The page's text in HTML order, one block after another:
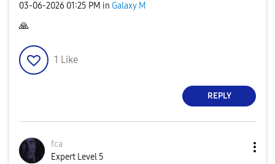
‎03-06-2026 01:25 PM in Galaxy M
🙏
1 Like
REPLY
fca
Expert Level 5